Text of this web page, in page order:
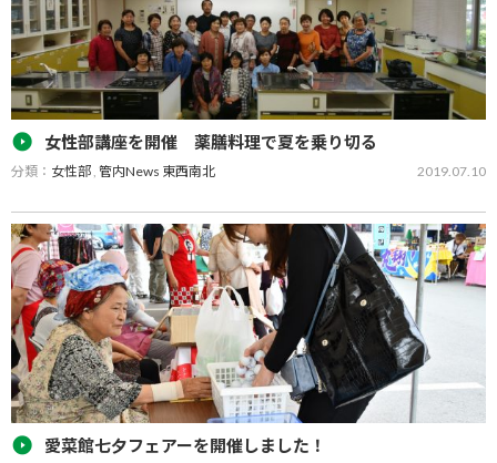
女性部講座を開催 薬膳料理で夏を乗り切る
分類： 女性部, 管内News 東西南北 2019.07.10
ＪＡみなみ筑後は６月２６日、みやま市まいピア高田にて女性部講
座を開催し女性部員２６名が参加しました。 令和元年度第１回目と
なる本講座では講師に元気クリエイト代表の中村忠和…
愛菜館七夕フェアーを開催しました！